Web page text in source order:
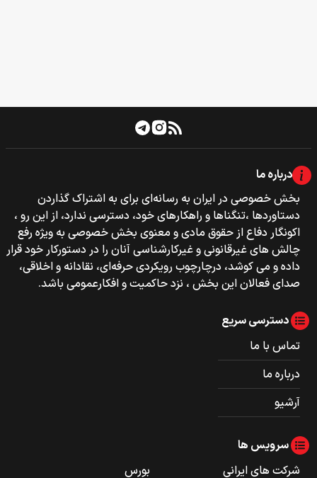
درباره ما
بخش خصوصی‌‌ در ایران به رسانه‌ای برای به اشتراک گذاردن
دستاوردها ،تنگناها و راهکارهای خود، دسترسی ندارد، از این رو ،
اکونگار دفاع از حقوق مادی و معنوی بخش خصوصی به ویژه رفع
چالش های غیرقانونی و غیرکارشناسی آنان را در دستورکار خود قرار
داده و می کوشد، درچارچوب رویکردی حرفه‌ای، نقادانه و اخلاقی،
صدای فعالان این بخش ، نزد حاکمیت و افکارعمومی باشد.
دسترسی سریع
تماس با ما
درباره ما
آرشیو
سرویس ها
شرکت های ایرانی
بورس